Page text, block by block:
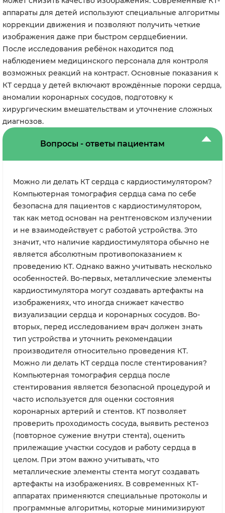
аппараты для детей используют специальные алгоритмы
коррекции движения и позволяют получить четкие
изображения даже при быстром сердцебиении.
После исследования ребёнок находится под
наблюдением медицинского персонала для контроля
возможных реакций на контраст. Основные показания к
КТ сердца у детей включают врождённые пороки сердца,
аномалии коронарных сосудов, подготовку к
хирургическим вмешательствам и уточнение сложных
диагнозов.
Вопросы - ответы пациентам
Можно ли делать КТ сердца с кардиостимулятором?
Компьютерная томография сердца сама по себе
безопасна для пациентов с кардиостимулятором,
так как метод основан на рентгеновском излучении
и не взаимодействует с работой устройства. Это
значит, что наличие кардиостимулятора обычно не
является абсолютным противопоказанием к
проведению КТ. Однако важно учитывать несколько
особенностей. Во-первых, металлические элементы
кардиостимулятора могут создавать артефакты на
изображениях, что иногда снижает качество
визуализации сердца и коронарных сосудов. Во-
вторых, перед исследованием врач должен знать
тип устройства и уточнить рекомендации
производителя относительно проведения КТ.
Можно ли делать КТ сердца после стентирования?
Компьютерная томография сердца после
стентирования является безопасной процедурой и
часто используется для оценки состояния
коронарных артерий и стентов. КТ позволяет
проверить проходимость сосуда, выявить рестеноз
(повторное сужение внутри стента), оценить
прилежащие участки сосудов и работу сердца в
целом. При этом важно учитывать, что
металлические элементы стента могут создавать
артефакты на изображениях. В современных КТ-
аппаратах применяются специальные протоколы и
программные алгоритмы, которые минимизируют